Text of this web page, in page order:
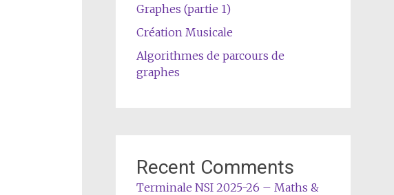
Graphes (partie 1)
Création Musicale
Algorithmes de parcours de
graphes
Recent Comments
Terminale NSI 2025-26 – Maths &